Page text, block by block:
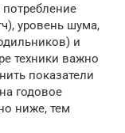
уровень шума,
и
техники важно
показатели
годовое
ниже, тем